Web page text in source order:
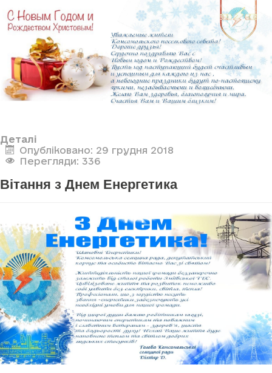
Деталі
Опубліковано: 29 грудня 2018
Перегляди: 336
Вітання з Днем Енергетика